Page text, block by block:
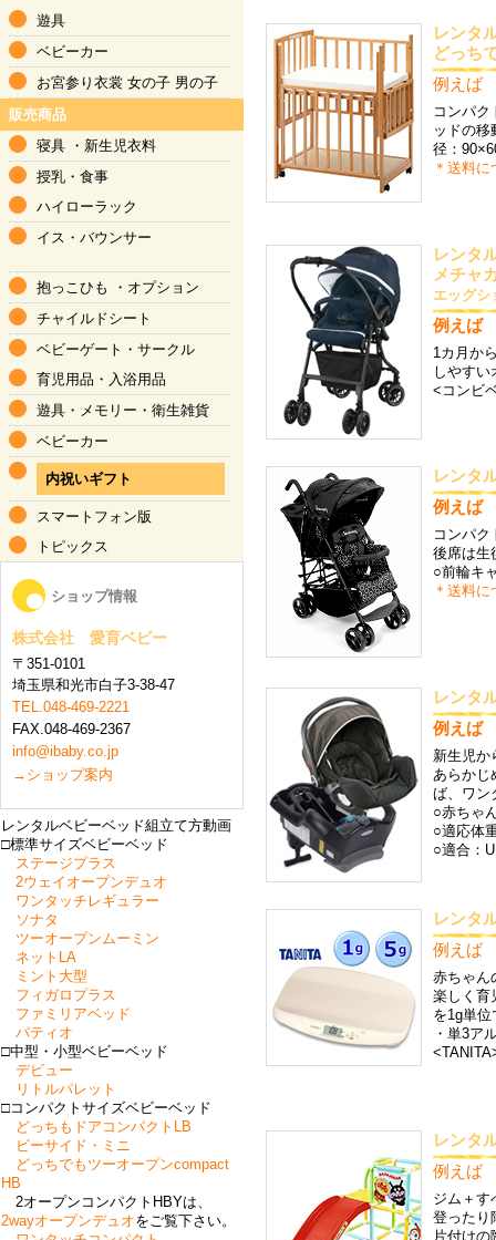
レンタ
どっち
例えば
コンパ
ッドの
径：
＊送料に
レンタ
メチャ
エッグシ
例えば
1カ月か
しやす
<コンビ
レンタ
例えば
コンパク
後席は生
○前輪キ
＊送料に
レンタ
例えば
新生児か
あらかじ
ば、ワン
○赤ちゃ
○適応体
○適合：
レンタ
例えば
赤ちゃん
楽しく育
を1g単
・単3ア
レンタ
例えば
ジム＋す
登ったり
片付け
遊具
ベビーカー
お宮参り衣裳 女の子 男の子
販売商品
寝具 ・ 新生児衣料
授乳・食事
ハイローラック
イス・バウンサー
抱っこひも ・ オプション
チャイルドシート
ベビーゲート・サークル
育児用品 ・ 入浴用品
遊具・メモリー ・ 衛生雑貨
ベビーカー
内祝いギフト
スマートフォン版
トピックス
ショップ情報
株式会社 愛育ベビー
〒351-0101
埼玉県和光市白子3-38-47
TEL.048-469-2221
FAX.048-469-2367
info@ibaby.co.jp
→ショップ案内
レンタルベビーベッド組立て方動画
□標準サイズベビーベッド
ステージプラス
2ウェイオープンデュオ
ワンタッチレギュラー
ソナタ
ツーオープンムーミン
ネットLA
ミント大型
フィガロプラス
ファミリアベッド
パティオ
□中型・小型ベビーベッド
デビュー
リトルパレット
□コンパクトサイズベビーベッド
どっちもドアコンパクトLB
ビーサイド・ミニ
どっちでもツーオープンcompact
HB
2オープンコンパクトHBYは、
2wayオープンデュオをご覧下さい。